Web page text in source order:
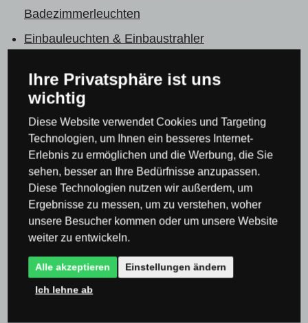
Badezimmerleuchten
Einbauleuchten & Einbaustrahler
Einbauleuchten & Spotleuchten für Rigipsdecke
Einbauleuchten für feuchte
Badezimmerumgebung
Einbauleuchten & Einbaustrahler
Einbauleuchten ohne Lichtquelle
Lampen & Beleuchtung nach Raum
für Küche und Esszimmer
Unterbauleuchten &
Unterschrankleuchten
Ihre Privatsphäre ist uns
wichtig
Diese Website verwendet Cookies und Targeting
Technologien, um Ihnen ein besseres Internet-
Erlebnis zu ermöglichen und die Werbung, die Sie
sehen, besser an Ihre Bedürfnisse anzupassen.
Diese Technologien nutzen wir außerdem, um
Ergebnisse zu messen, um zu verstehen, woher
unsere Besucher kommen oder um unsere Website
weiter zu entwickeln.
Alle akzeptieren Einstellungen ändern
Ich lehne ab